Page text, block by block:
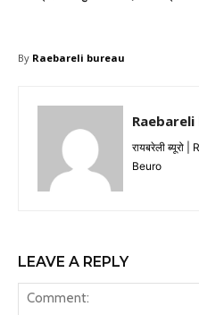
By Raebareli bureau
रायबरेली
Beuro
LEAVE A REPLY